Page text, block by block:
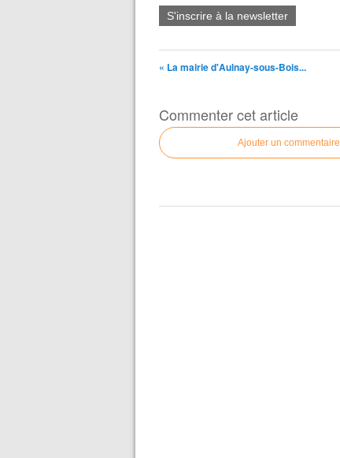
S'inscrire à la newsletter
« La mairie d'Aulnay-sous-Bois...
Commenter cet article
Ajouter un commentaire